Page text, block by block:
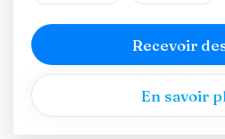
Recevoir
En savoir